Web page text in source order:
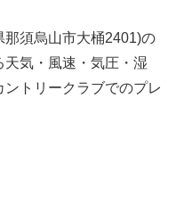
須烏山市大桶2401)の
気・風速・気圧・湿
トリークラブでのプレ